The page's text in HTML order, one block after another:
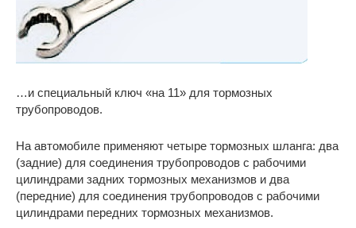
…и специальный ключ «на 11» для тормозных
трубопроводов.
На автомобиле применяют четыре тормозных шланга: два
(задние) для соединения трубопроводов с рабочими
цилиндрами задних тормозных механизмов и два
(передние) для соединения трубопроводов с рабочими
цилиндрами передних тормозных механизмов.